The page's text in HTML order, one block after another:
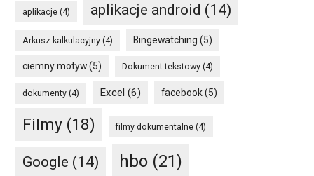
aplikacje (4) aplikacje android (14)
Arkusz kalkulacyjny (4) Bingewatching (5)
ciemny motyw(5) Dokument tekstowy (4)
dokumenty (4) Excel (6) facebook(5)
Filmy (18) filmy dokumentalne (4)
Google (14) hbo (21)